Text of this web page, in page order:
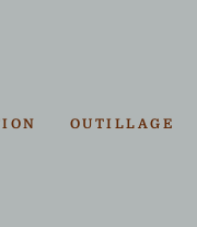
OUTILLAGE